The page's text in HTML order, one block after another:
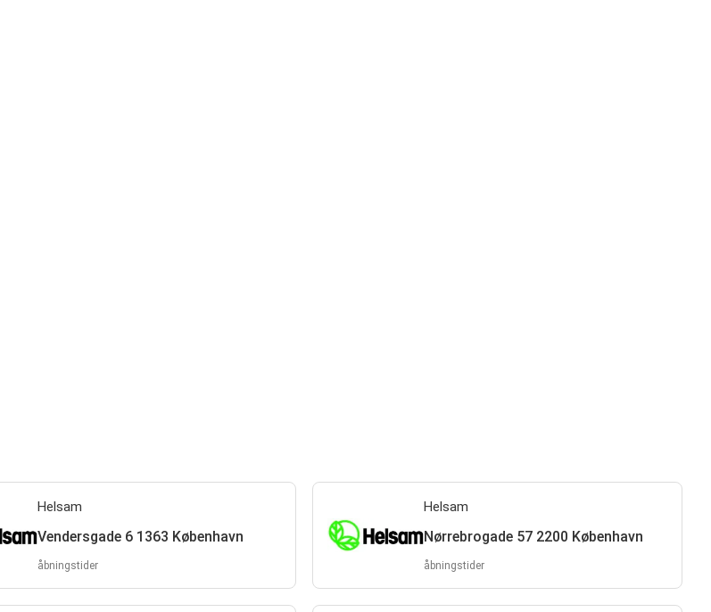
Helsam
Vendersgade 6 1363 København
åbningstider
Helsam
Nørrebrogade 57 2200 København
åbningstider